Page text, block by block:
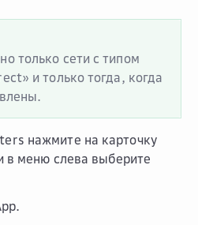
только сети с типом
и только тогда, когда
нажмите на карточку
в меню слева выберите